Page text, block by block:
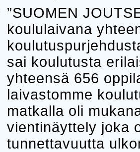
”SUOMEN
koululaivana
sai koulutusta
yhteensä 656
laivastomme
matkalla oli
vientinäyttely joka
tunnettavuutta